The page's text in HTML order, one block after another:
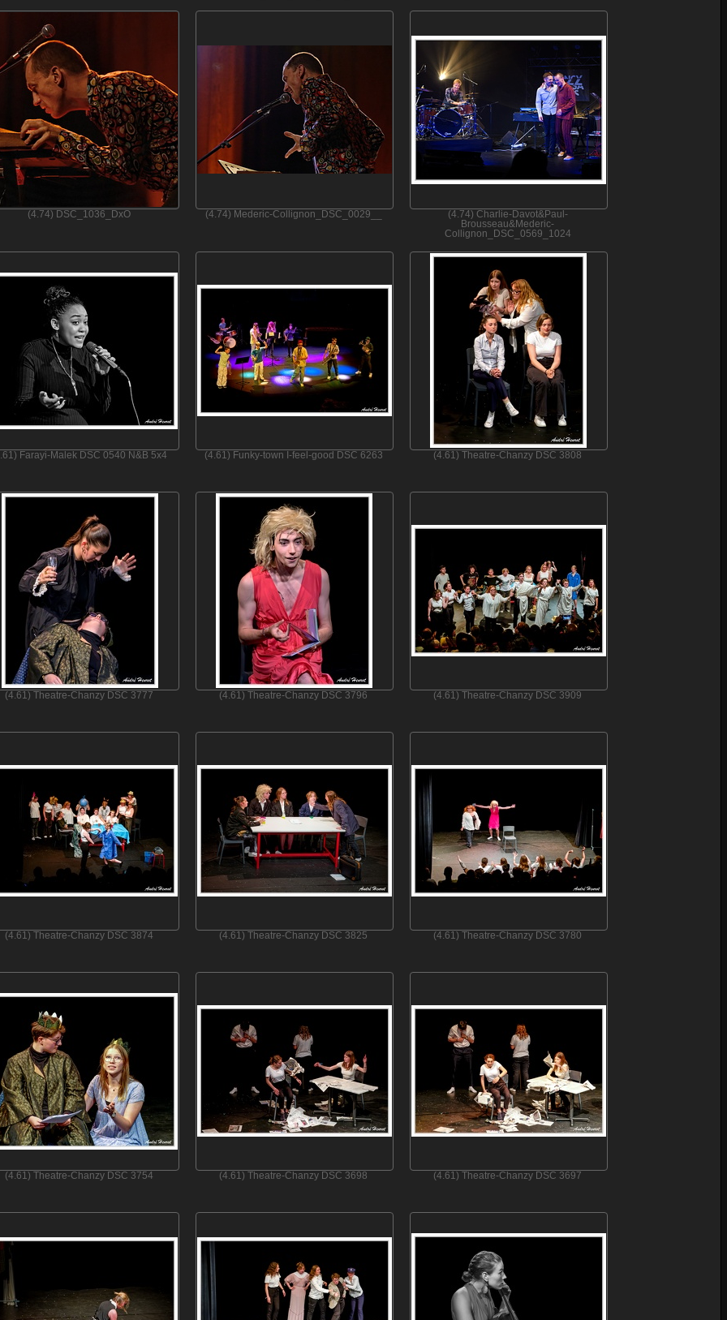
(4.74) DSC_1036_DxO (4.74) Mederic-Collignon_DSC_0029__
(4.74) Charlie-Davot&Paul-
Brousseau&Mederic-
Collignon_DSC_0569_1024
Farayi-Malek DSC 0540 N&B 5x4 (4.61) Funky-town I-feel-good DSC 6263 (4.61) Theatre-Chanzy DSC 3808
(4.61) Theatre-Chanzy DSC 3777 (4.61) Theatre-Chanzy DSC 3796 (4.61) Theatre-Chanzy DSC 3909
(4.61) Theatre-Chanzy DSC 3874 (4.61) Theatre-Chanzy DSC 3825 (4.61) Theatre-Chanzy DSC 3780
(4.61) Theatre-Chanzy DSC 3754 (4.61) Theatre-Chanzy DSC 3698 (4.61) Theatre-Chanzy DSC 3697